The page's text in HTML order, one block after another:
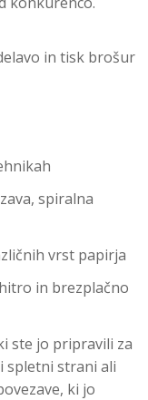
in tisk brošur
spiralna
vrst papirja
in brezplačno
ste jo pripravili za
spletni strani ali
ki jo